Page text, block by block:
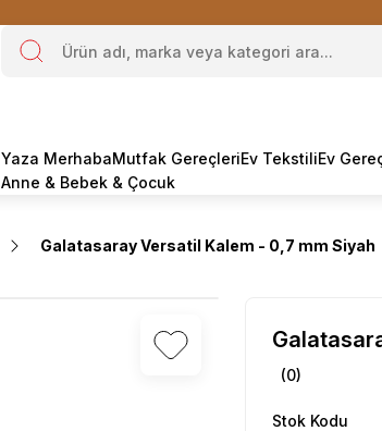
Yaza MerhabaMutfak GereçleriEv TekstiliEv
Anne & Bebek & Çocuk
Galatasaray Versatil Kalem - 0,7 mm Siyah
(0)
Stok Kodu